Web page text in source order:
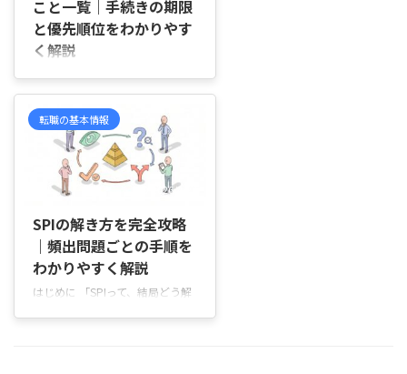
くと安心です。 一方で、短期間
で退職し、社会保険に入っていな
いケースであれば、書かないとい
らかじめ説明できるようにしてお
くとスムーズです。 迷ったときは
こと一覧｜手続きの期限
と優先順位をわかりやす
く解説
14日以内に何をすればいい
の？」と不安になっていません
か。 「健康保険や年金は、自分
で手続きが必要なの？」「失業保
険は離職票が届いてからじゃない
と進められない？」「どの手続き
を先にやればいいのか整理できな
い」そんなふうに、退職後は短期
間でやることが増えるため、迷い
やすい時期ですよね。 実際は、
退職後の手続きには「期限が短い
もの」と「先に準備しておくと安
転職の基本情報
2026/4/20
SPIの解き方を完全攻略
｜頻出問題ごとの手順を
わかりやすく解説
はじめに 「SPIって、結局どう解